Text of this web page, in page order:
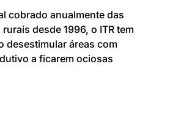
cobrado anualmente das
desde 1996, o ITR tem
desestimular áreas com
a ficarem ociosas